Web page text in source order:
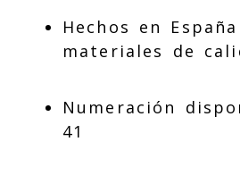
Hechos en
materiales de
Numeración
41